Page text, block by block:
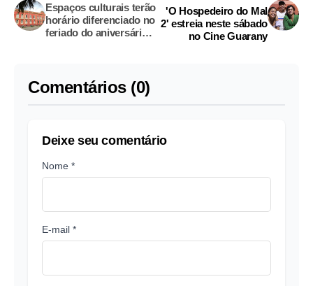
Espaços culturais terão
horário diferenciado no
feriado do aniversário
'O Hospedeiro do Mal
2' estreia neste sábado
no Cine Guarany
Comentários (0)
Deixe seu comentário
Nome *
E-mail *